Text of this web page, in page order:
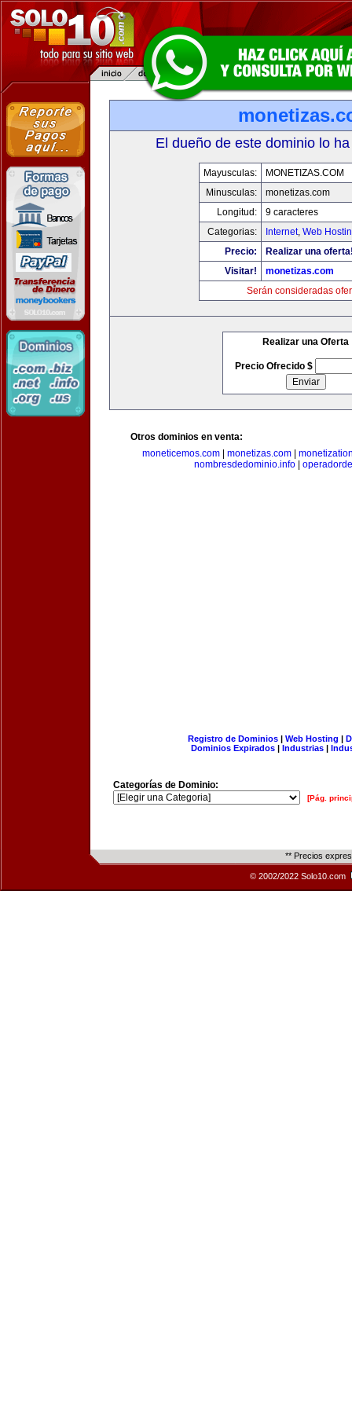
El dueño de este dominio lo
Mayusculas:
MONETIZAS.COM
Minusculas:
monetizas.com
Longitud:
9 caracteres
Categorias:
Internet, Web
Precio:
Realizar una
Visitar!
monetizas.com
Serán consideradas
Realizar una Oferta
Precio Ofrecido $
Otros dominios en venta:
moneticemos.com
monetizas.com
nombresdedominio.info
Registro de Dominios| Web Hosting |
Dominios Expirados | Industrias |
Categorías de Dominio:
[Pág.
** Precios
© 2002/2022 Solo10.com